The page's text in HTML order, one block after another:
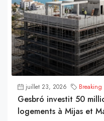
juillet 23, 2026 Breaking
Gesbró investit 50
logements à Mijas et